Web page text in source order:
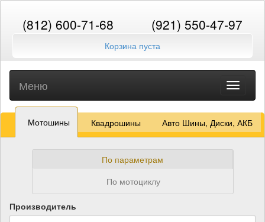
(812) 600-71-68 (921) 550-47-97
Корзина пуста
Toggle
Меню
Мотошины Квадрошины Авто Шины, Диски, АКБ
По параметрам
По мотоциклу
Производитель